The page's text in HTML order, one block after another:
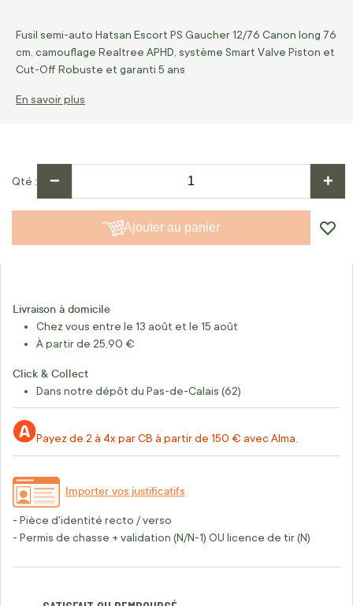
Fusil semi-auto Hatsan Escort PS Gaucher 12/76 Canon long 76
cm, camouflage Realtree APHD, système Smart Valve Piston et
Cut-Off Robuste et garanti 5 ans
En savoir plus
Qté − +
Ajouter au panier
Livraison à domicile
Chez vous entre le 13 août et le 15 août
À partir de 25,90 €
Click & Collect
Dans notre dépôt du Pas-de-Calais (62)
Payez de 2 à 4x par CB à partir de 150 € avec Alma.
Importer vos justificatifs
- Pièce d'identité recto / verso
- Permis de chasse + validation (N/N-1) OU licence de tir (N)